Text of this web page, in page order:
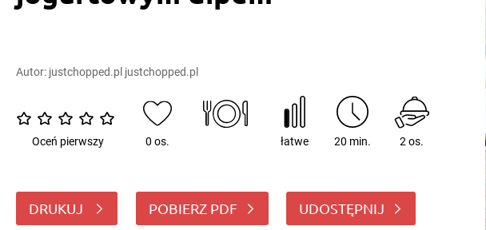
Autor: justchopped.pl justchopped.pl
Oceń pierwszy 0 os. łatwe 20 min. 2 os.
DRUKUJ POBIERZ PDF UDOSTĘPNIJ